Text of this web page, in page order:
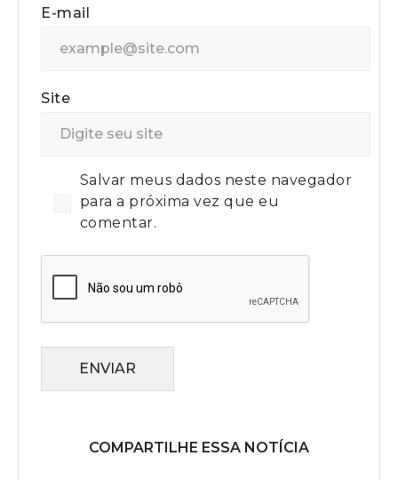
E-mail
Site
Salvar meus dados neste navegador
para a próxima vez que eu
comentar.
ENVIAR
COMPARTILHE ESSA NOTÍCIA